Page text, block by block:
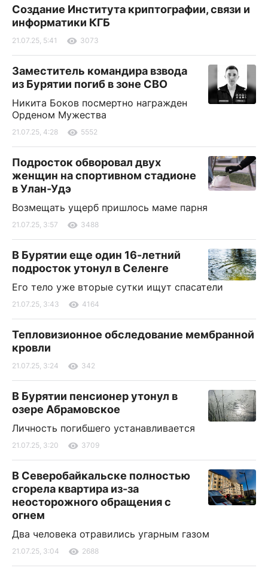
Создание Института криптографии, связи и
информатики КГБ
21.07.25, 5:41 3073
Заместитель командира взвода
из Бурятии погиб в зоне СВО
Никита Боков посмертно награжден
Орденом Мужества
21.07.25, 4:28 5552
Подросток обворовал двух
женщин на спортивном стадионе
в Улан-Удэ
Возмещать ущерб пришлось маме парня
21.07.25, 3:57 3488
В Бурятии еще один 16-летний
подросток утонул в Селенге
Его тело уже вторые сутки ищут спасатели
21.07.25, 3:43 4164
Тепловизионное обследование мембранной
кровли
21.07.25, 3:24 342
В Бурятии пенсионер утонул в
озере Абрамовское
Личность погибшего устанавливается
21.07.25, 3:20 3709
В Северобайкальске полностью
сгорела квартира из-за
неосторожного обращения с
огнем
Два человека отравились угарным газом
21.07.25, 3:04 2688